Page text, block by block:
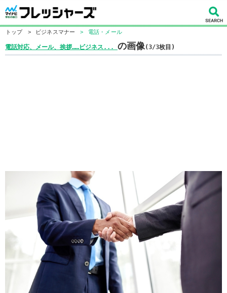
トップ > ビジネスマナー > 電話・メール
電話対応、メール、挨拶……ビジネス... の画像(3/3枚目)